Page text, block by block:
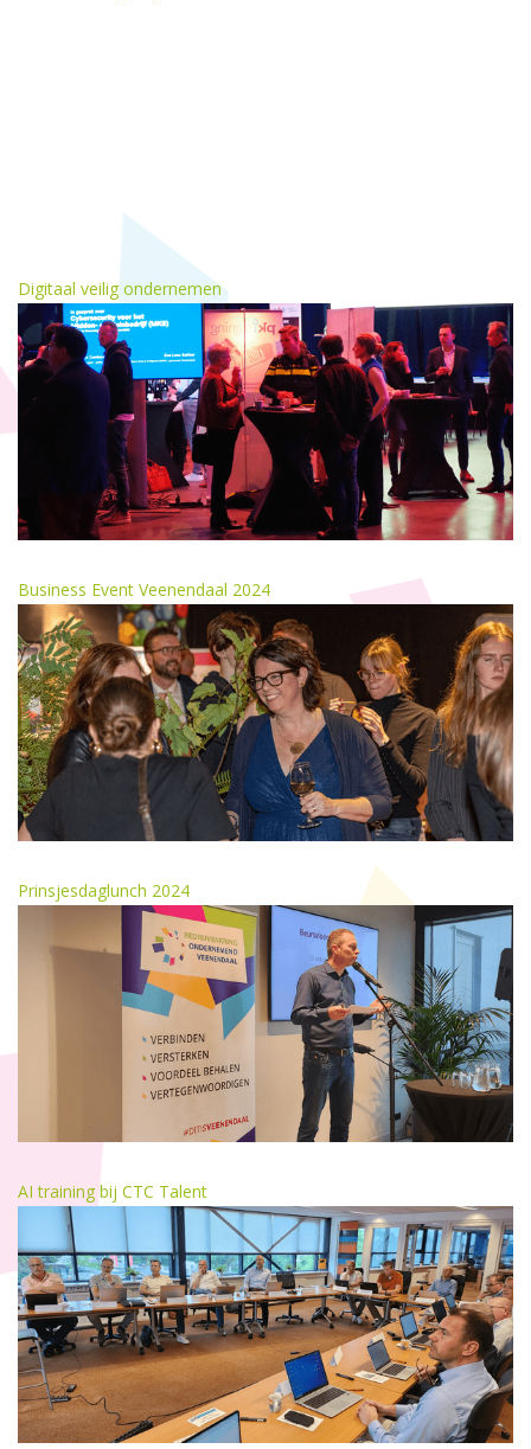
Digitaal veilig ondernemen
Business Event Veenendaal 2024
Prinsjesdaglunch 2024
AI training bij CTC Talent